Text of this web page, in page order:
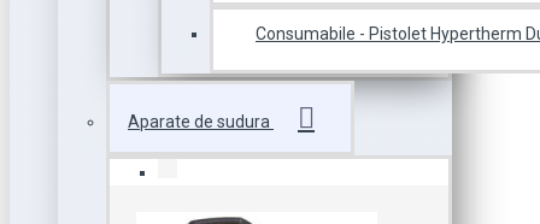
Consumabile - Pistolet Hypertherm
Aparate de sudura